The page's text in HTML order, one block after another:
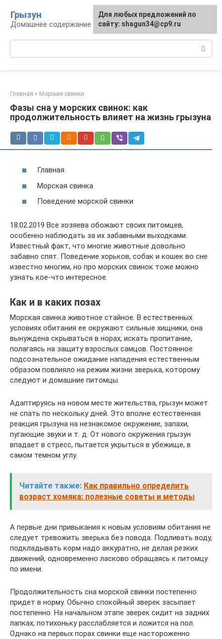
контенту
Грызун
Домашнее содержание грызунов
Главная » Морские свинки
Фазы сна у морских свинок: как
продолжительность влияет на жизнь грызуна
Главная
Морская свинка
Поведение морской свинки
18.02.2019 Все хозяева обожают своих питомцев,
особенно наблюдать за их забавными выходками.
Известный факт, что многие животные довольно
забавно спят. Поведение хорьков, собак и кошек во сне
известно многим, но про морских свинок тоже можно
узнать кое-что интересное.
Как и в каких позах
Морская свинка животное стайное. В естественных
условиях обитания ее окружают сильные хищники, она
вынуждена скрываться в норах, искать пропитание,
полагаясь на защиту взрослых самцов. Постоянное
подсознательное ожидание нападения естественным
образом повлияло на режим жизни зверька, которому
следуют и домашние питомцы.
Адаптируясь на новом месте жительства, грызун может
не спать по нескольку дней. Это вполне естественная
реакция грызуна на незнакомое окружение, запахи,
пугающие звуки и т. д. От нового окружения грызун
впадает в стресс, пытается укрыться в убежище, в
самом темном углу.
Читайте также: Как правильно определить
возраст хомяка: полезные советы и методы
А первые дни привыкания к новым условиям обитания не
следует тревожить зверька без повода. Подливать воду,
подкладывать корм надо аккуратно, не делая резких
движений, одновременно ласково обращаясь к питомцу
по имени.
Продолжительность сна морской свинки постепенно
придет в норму. Обычно спокойный зверек засыпает
постепенно. На начальном этапе зверек сидит на задних
лапках, потихоньку расслабляется и ложится на пол.
Однако на первых порах свинки еще настороженно
Для любых предложений по
сайту: shagun34@cp9.ru